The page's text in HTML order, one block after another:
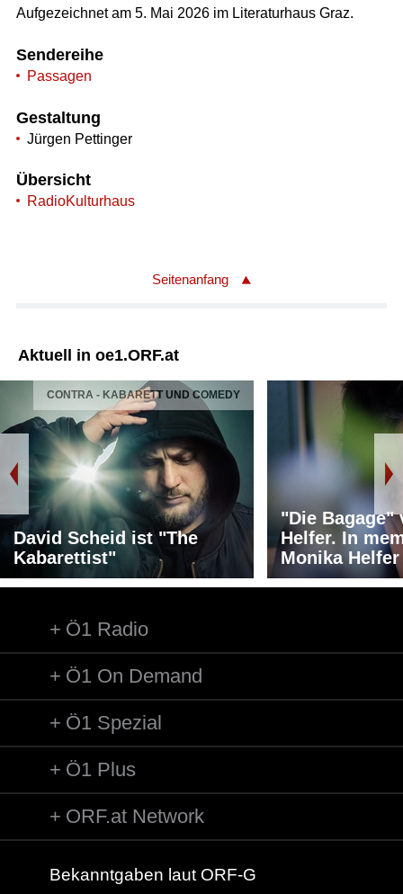
Aufgezeichnet am 5. Mai 2026 im Literaturhaus Graz.
Sendereihe
Passagen
Gestaltung
Jürgen Pettinger
Übersicht
RadioKulturhaus
Seitenanfang
Aktuell in oe1.ORF.at
CONTRA - KABARETT UND COMEDY
David Scheid ist "The
Kabarettist"
"Die Bagage"
Helfer. In
Monika Helfer
Ö1 Radio
Ö1 On Demand
Ö1 Spezial
Ö1 Plus
ORF.at Network
Bekanntgaben laut ORF-G